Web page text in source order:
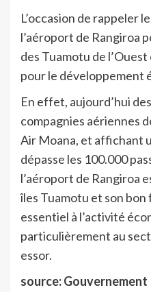
L’occasion de rappeler
l’aéroport de Rangiroa
des Tuamotu de
pour le développement
En effet, aujourd’hui
compagnies aériennes
Air Moana, et affichant
dépasse les 100.000
l’aéroport de Rangiroa
îles Tuamotu et son
essentiel à l’activité
particulièrement au
essor.
source: Gouvernement